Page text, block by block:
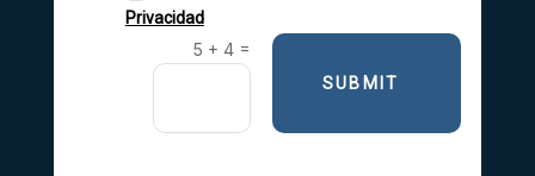
Privacidad
5 + 4=
SUBMIT